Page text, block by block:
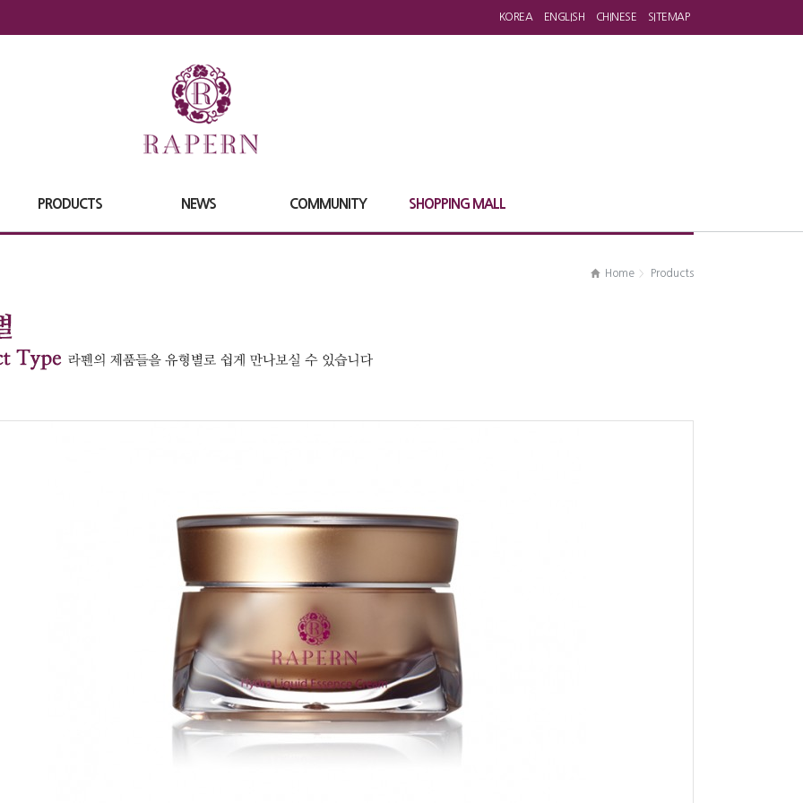
KOREA ENGLISH CHINESE SITEMAP
PRODUCTS NEWS COMMUNITY SHOPPING MALL
Home Products